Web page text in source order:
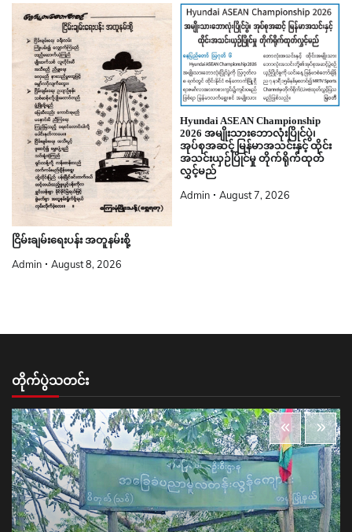
ငြိမ်းချမ်းရေးပန်း အတူနမ်းစို့
Admin August 8, 2026
Hyundai ASEAN Championship
2026 အမျိုးသားဘောလုံးပြိုင်ပွဲ၊
အုပ်စုအဆင့် မြန်မာအသင်းနှင့် ထိုင်း
အသင်းယှဉ်ပြိုင်မှု တိုက်ရိုက်ထုတ်
လွှင့်မည်
Admin August 7, 2026
တိုက်ပွဲသတင်း